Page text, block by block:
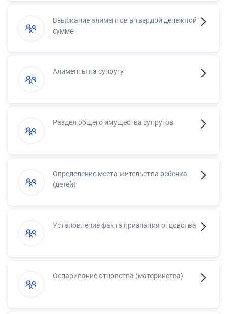
Взыскание алиментов в твердой денежной
сумме
Алименты на супругу
Раздел общего имущества супругов
Определение места жительства ребенка
(детей)
Установление факта признания отцовства
Оспаривание отцовства (материнства)